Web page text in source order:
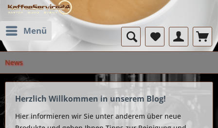
Menü
News
Herzlich Willkommen in unserem Blog!
Hier informieren wir Sie unter anderem über neue